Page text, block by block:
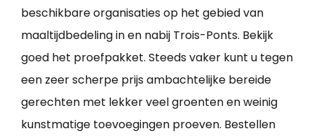
beschikbare organisaties op het gebied van
maaltijdbedeling in en nabij Trois-Ponts. Bekijk
goed het proefpakket. Steeds vaker kunt u tegen
een zeer scherpe prijs ambachtelijke bereide
gerechten met lekker veel groenten en weinig
kunstmatige toevoegingen proeven. Bestellen